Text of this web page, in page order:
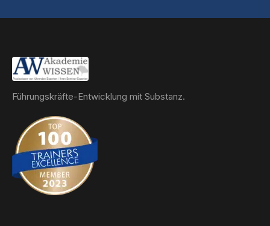
Führungskräfte-Entwicklung mit Substanz.